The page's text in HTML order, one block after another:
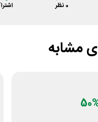
0 نظر
مشابه